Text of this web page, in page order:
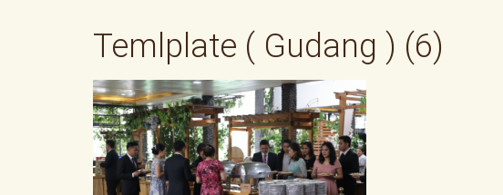
Temlplate ( Gudang ) (6)